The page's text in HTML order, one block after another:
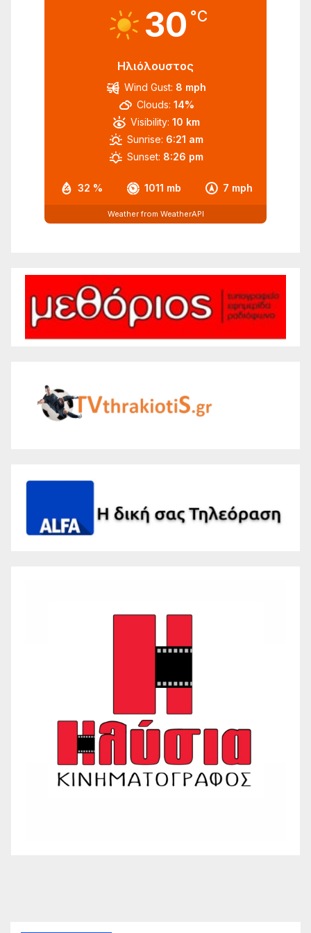
30 °C
Ηλιόλουστος
32 % 1011 mb 7 mph
Wind Gust: 8 mph
Clouds: 14%
Visibility: 10 km
Sunrise: 6:21 am
Sunset: 8:26 pm
Weather from WeatherAPI